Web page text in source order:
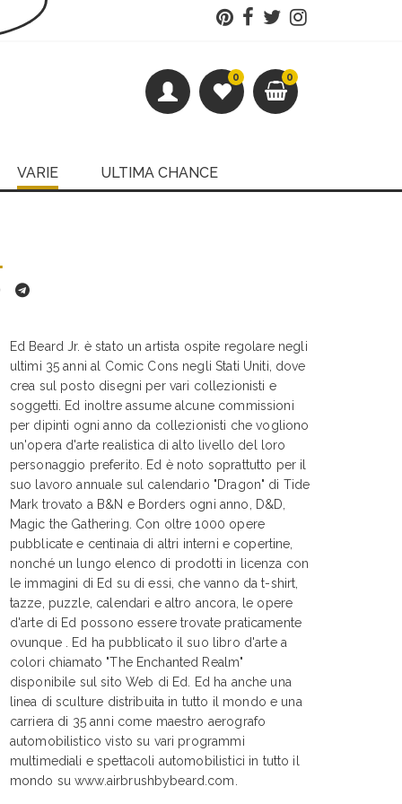
0
0
VARIE ULTIMA CHANCE
Ed Beard Jr. è stato un artista ospite regolare negli
ultimi 35 anni al Comic Cons negli Stati Uniti, dove
crea sul posto disegni per vari collezionisti e
soggetti. Ed inoltre assume alcune commissioni
per dipinti ogni anno da collezionisti che vogliono
un'opera d'arte realistica di alto livello del loro
personaggio preferito. Ed è noto soprattutto per il
suo lavoro annuale sul calendario "Dragon" di Tide
Mark trovato a B&N e Borders ogni anno, D&D,
Magic the Gathering. Con oltre 1000 opere
pubblicate e centinaia di altri interni e copertine,
nonché un lungo elenco di prodotti in licenza con
le immagini di Ed su di essi, che vanno da t-shirt,
tazze, puzzle, calendari e altro ancora, le opere
d'arte di Ed possono essere trovate praticamente
ovunque . Ed ha pubblicato il suo libro d'arte a
colori chiamato "The Enchanted Realm"
disponibile sul sito Web di Ed. Ed ha anche una
linea di sculture distribuita in tutto il mondo e una
carriera di 35 anni come maestro aerografo
automobilistico visto su vari programmi
multimediali e spettacoli automobilistici in tutto il
mondo su www.airbrushbybeard.com.